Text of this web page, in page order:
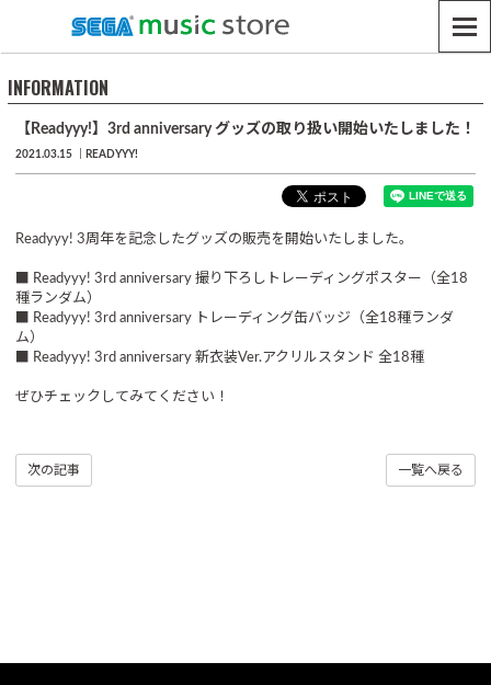
INFORMATION
【Readyyy!】3rd anniversary グッズの取り扱い開始いたしました！
2021.03.15 READYYY!
Readyyy! 3周年を記念したグッズの販売を開始いたしました。
■ Readyyy! 3rd anniversary 撮り下ろしトレーディングポスター（全18
種ランダム）
■ Readyyy! 3rd anniversary トレーディング缶バッジ（全18種ランダ
ム）
■ Readyyy! 3rd anniversary 新衣装Ver.アクリルスタンド 全18種
ぜひチェックしてみてください！
次の記事 一覧へ戻る